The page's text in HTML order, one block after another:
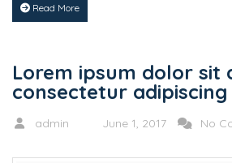
Read More
Lorem ipsum dolor sit
consectetur
admin June 1, 2017 No